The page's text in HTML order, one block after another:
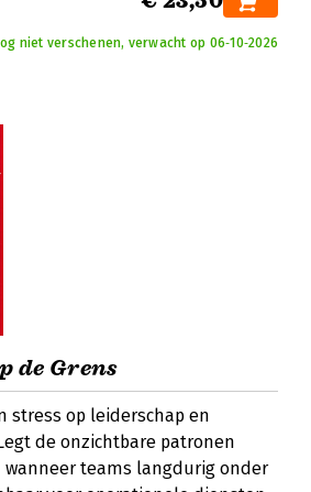
niet verschenen, verwacht op 06‑10‑2026
de Grens
stress op leiderschap en
de onzichtbare patronen
teams langdurig onder